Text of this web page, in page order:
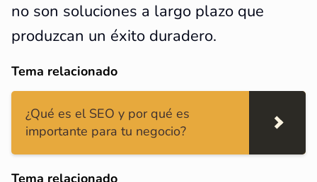
no son soluciones a largo plazo que
produzcan un éxito duradero.
Tema relacionado
¿Qué es el SEO y por qué es
importante para tu negocio?
Tema relacionado